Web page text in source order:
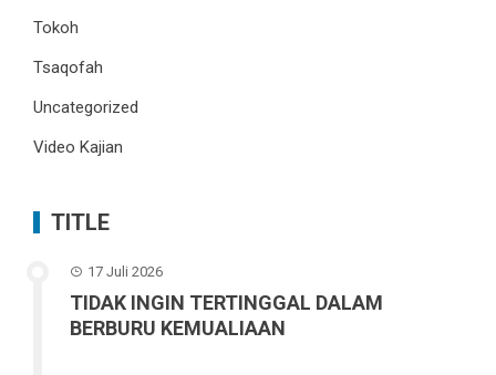
Tokoh
Tsaqofah
Uncategorized
Video Kajian
TITLE
17 Juli 2026
TIDAK INGIN TERTINGGAL DALAM
BERBURU KEMUALIAAN